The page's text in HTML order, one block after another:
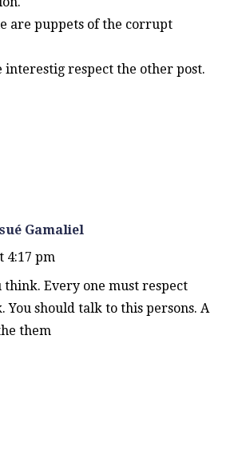
are puppets of the corrupt
interestig respect the other post.
Gamaliel
4:17 pm
Every one must respect
You should talk to this persons. A
them